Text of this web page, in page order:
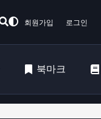
회원가입 로그인
북마크